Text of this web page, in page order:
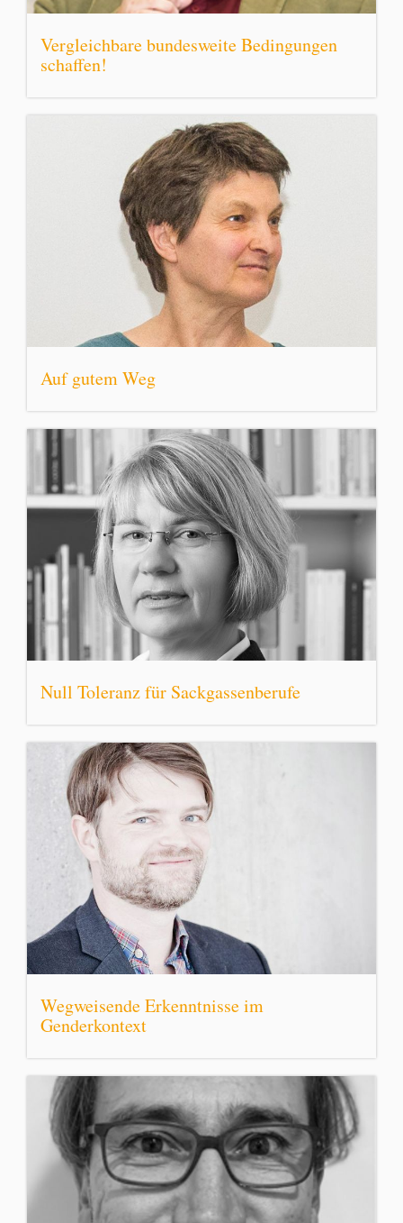
Vergleichbare bundesweite Bedingungen
schaffen!
Auf gutem Weg
Null Toleranz für Sackgassenberufe
Wegweisende Erkenntnisse im
Genderkontext